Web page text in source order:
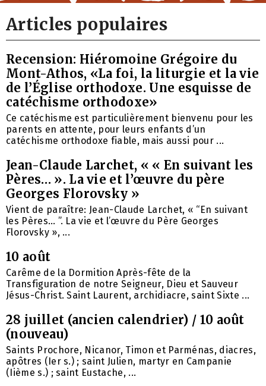
Articles populaires
Recension: Hiéromoine Grégoire du
Mont-Athos, «La foi, la liturgie et la vie
de l’Église orthodoxe. Une esquisse de
catéchisme orthodoxe»
Ce catéchisme est particulièrement bienvenu pour les
parents en attente, pour leurs enfants d’un
catéchisme orthodoxe fiable, mais aussi pour ...
Jean-Claude Larchet, « « En suivant les
Pères… ». La vie et l’œuvre du père
Georges Florovsky »
Vient de paraître: Jean-Claude Larchet, « “En suivant
les Pères… ”. La vie et l’œuvre du Père Georges
Florovsky », ...
10 août
Carême de la Dormition Après-fête de la
Transfiguration de notre Seigneur, Dieu et Sauveur
Jésus-Christ. Saint Laurent, archidiacre, saint Sixte ...
28 juillet (ancien calendrier) / 10 août
(nouveau)
Saints Prochore, Nicanor, Timon et Parménas, diacres,
apôtres (Ier s.) ; saint Julien, martyr en Campanie
(Iième s.) ; saint Eustache, ...